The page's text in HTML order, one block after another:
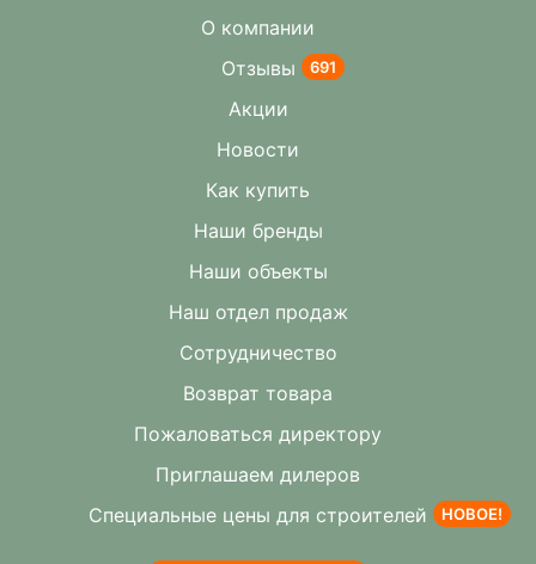
О компании
Отзывы
691
Акции
Новости
Как купить
Наши бренды
Наши объекты
Наш отдел продаж
Сотрудничество
Возврат товара
Пожаловаться директору
Приглашаем дилеров
Специальные цены для строителей
НОВОЕ!